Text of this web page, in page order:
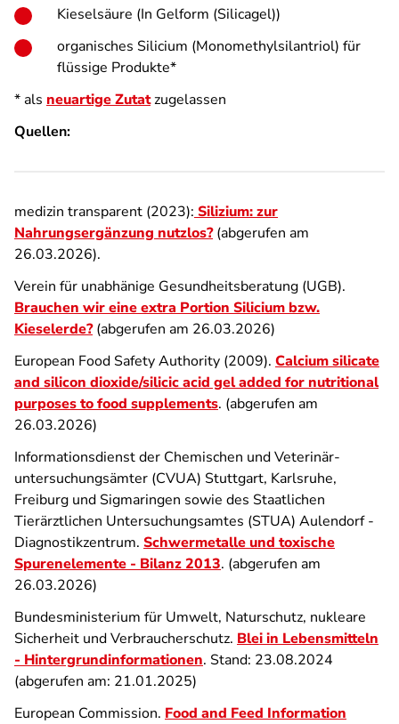
Kieselsäure (In Gelform (Silicagel))
organisches Silicium (Monomethylsilantriol) für
flüssige Produkte*
* als neuartige Zutatzugelassen
Quellen:
medizin transparent (2023): Silizium: zur
Nahrungsergänzung nutzlos?(abgerufen am
26.03.2026).
Verein für unabhänige Gesundheitsberatung (UGB).
Brauchen wir eine extra Portion Silicium bzw.
Kieselerde?(abgerufen am 26.03.2026)
European Food Safety Authority (2009). Calcium silicate
and silicon dioxide/silicic acid gel added for nutritional
purposes to food supplements. (abgerufen am
26.03.2026)
Informationsdienst der Chemischen und Veterinär­
untersuchungsämter (CVUA) Stuttgart, Karlsruhe,
Freiburg und Sigmaringen sowie des Staatlichen
Tierärztlichen Untersuchungsamtes (STUA) Aulendorf -
Diagnostikzentrum. Schwermetalle und toxische
Spurenelemente - Bilanz 2013. (abgerufen am
26.03.2026)
Bundesministerium für Umwelt, Naturschutz, nukleare
Sicherheit und Verbraucherschutz. Blei in Lebensmitteln
- Hintergrundinformationen. Stand: 23.08.2024
(abgerufen am: 21.01.2025)
European Commission. Food and Feed Information